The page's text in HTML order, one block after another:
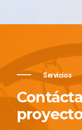
Servicios